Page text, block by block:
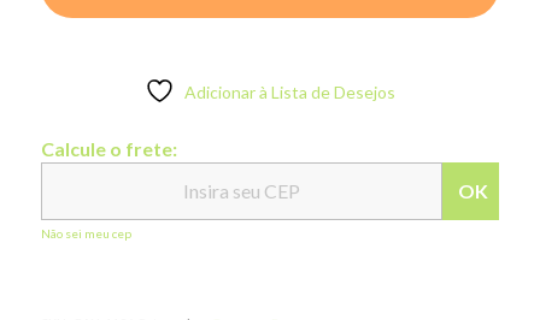
Adicionar à Lista de Desejos
Calcule o frete:
OK
Não sei meu cep